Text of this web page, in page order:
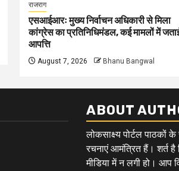
राजराग
एसआईआरः मुख्य निर्वाचन अधिकारी से मिला
कांग्रेस का प्रतिनिधिमंडल, कई मामलों में
आपत्ति
August 7, 2026 Bhanu Bangwal
ABOUT
लोकसाक्ष्य पोर्टल पाठकों
रचनाएं आमंत्रित हैं। शर्त
मीडिया में न लगी हो। आप